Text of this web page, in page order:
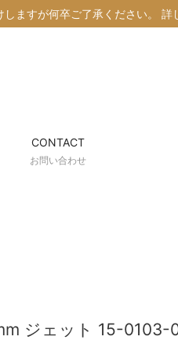
ますが何卒ご了承ください。 詳
CONTACT
お問い合わせ
ジェット 15-0103-